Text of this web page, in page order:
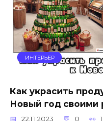
ИНТЕРЬЕР
Как украсить
Новый год своими
22.11.2023 0